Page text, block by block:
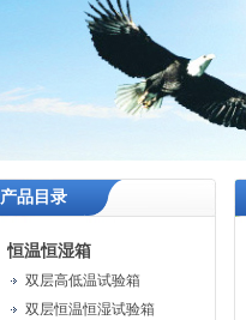
产品目录
恒温恒湿箱
双层高低温试验箱
双层恒温恒湿试验箱